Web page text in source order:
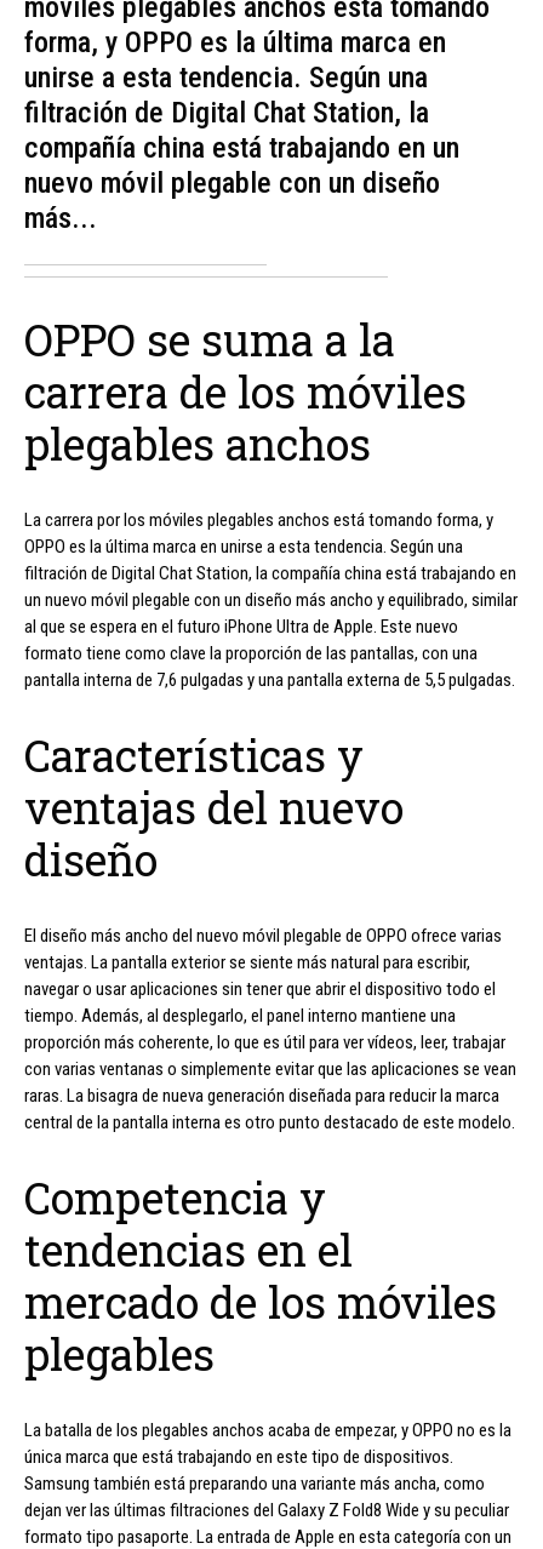
móviles plegables anchos está tomando
forma, y OPPO es la última marca en
unirse a esta tendencia. Según una
filtración de Digital Chat Station, la
compañía china está trabajando en un
nuevo móvil plegable con un diseño
más...
OPPO se suma a la
carrera de los móviles
plegables anchos
La carrera por los móviles plegables anchos está tomando forma, y
OPPO es la última marca en unirse a esta tendencia. Según una
filtración de Digital Chat Station, la compañía china está trabajando en
un nuevo móvil plegable con un diseño más ancho y equilibrado, similar
al que se espera en el futuro iPhone Ultra de Apple. Este nuevo
formato tiene como clave la proporción de las pantallas, con una
pantalla interna de 7,6 pulgadas y una pantalla externa de 5,5 pulgadas.
Características y
ventajas del nuevo
diseño
El diseño más ancho del nuevo móvil plegable de OPPO ofrece varias
ventajas. La pantalla exterior se siente más natural para escribir,
navegar o usar aplicaciones sin tener que abrir el dispositivo todo el
tiempo. Además, al desplegarlo, el panel interno mantiene una
proporción más coherente, lo que es útil para ver vídeos, leer, trabajar
con varias ventanas o simplemente evitar que las aplicaciones se vean
raras. La bisagra de nueva generación diseñada para reducir la marca
central de la pantalla interna es otro punto destacado de este modelo.
Competencia y
tendencias en el
mercado de los móviles
plegables
La batalla de los plegables anchos acaba de empezar, y OPPO no es la
única marca que está trabajando en este tipo de dispositivos.
Samsung también está preparando una variante más ancha, como
dejan ver las últimas filtraciones del Galaxy Z Fold8 Wide y su peculiar
formato tipo pasaporte. La entrada de Apple en esta categoría con un